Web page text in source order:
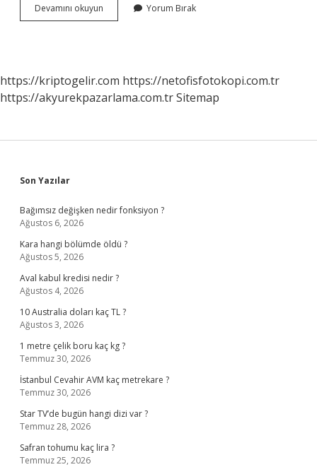
Devamını okuyun Gelisiguzel
Kelimesi
Yorum Bırak
https://kriptogelir.com https://netofisfotokopi.com.tr
https://akyurekpazarlama.com.trSitemap
Sidebar
Son Yazılar
Bağımsız değişken nedir fonksiyon ?
Ağustos 6, 2026
Kara hangi bölümde öldü ?
Ağustos 5, 2026
Aval kabul kredisi nedir ?
Ağustos 4, 2026
10 Australia doları kaç TL ?
Ağustos 3, 2026
1 metre çelik boru kaç kg ?
Temmuz 30, 2026
İstanbul Cevahir AVM kaç metrekare ?
Temmuz 30, 2026
Star TV’de bugün hangi dizi var ?
Temmuz 28, 2026
Safran tohumu kaç lira ?
Temmuz 25, 2026